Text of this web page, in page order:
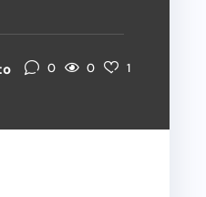
0 0 1